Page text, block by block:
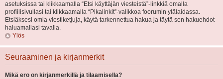
asetuksissa tai klikkaamalla “Etsi käyttäjän viesteistä”-linkkiä omalla
profiilisivullasi tai klikkaamalla “Pikalinkit”-valikkoa foorumin ylälaidassa.
Etsiäksesi omia viestiketjuja, käytä tarkennettua hakua ja täytä sen hakuehdot
haluamallasi tavalla.
Ylös
Seuraaminen ja kirjanmerkit
Mikä ero on kirjanmerkillä ja tilaamisella?